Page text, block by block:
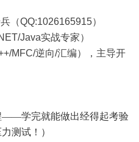
（QQ:1026165915）
Java实战专家）
MFC/逆向/汇编），主导开
——学完就能做出经得起考验
测试！）